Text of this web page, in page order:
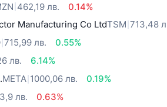
462,19 лв.
0.14%
Manufacturing Co LtdTSM 713,48
715,99 лв.
0.55%
лв.
6.14%
META 1000,06 лв.
0.19%
лв.
0.63%